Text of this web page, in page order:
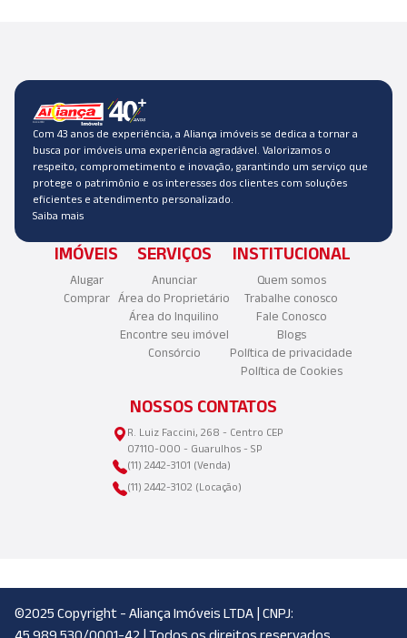
Com 43 anos de experiência, a Aliança imóveis se dedica a tornar a
busca por imóveis uma experiência agradável. Valorizamos o
respeito, comprometimento e inovação, garantindo um serviço que
protege o patrimônio e os interesses dos clientes com soluções
eficientes e atendimento personalizado.
Saiba mais
IMÓVEIS
Alugar
Comprar
SERVIÇOS
Anunciar
Área do Proprietário
Área do Inquilino
Encontre seu imóvel
Consórcio
INSTITUCIONAL
Quem somos
Trabalhe conosco
Fale Conosco
Blogs
Política de privacidade
Política de Cookies
NOSSOS CONTATOS
R. Luiz Faccini, 268 - Centro CEP
07110-000 - Guarulhos - SP
(11) 2442-3101 (Venda)
(11) 2442-3102 (Locação)
©2025 Copyright - Aliança Imóveis LTDA | CNPJ:
45.989.530/0001-42 | Todos os direitos reservados